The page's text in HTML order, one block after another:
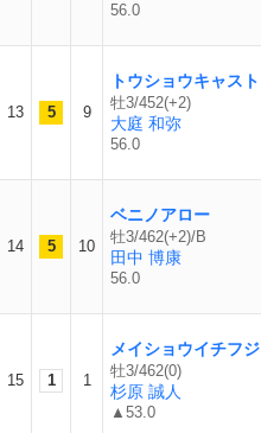
56.0
13 5 9
トウショウキャスト
牡3/452(+2)
大庭 和弥
56.0
14 5 10
ベニノアロー
牡3/462(+2)/B
田中 博康
56.0
15 1 1
メイショウイチフジ
牡3/462(0)
杉原 誠人
▲53.0